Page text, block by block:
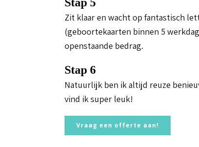
Zit klaar en wacht op fantastisch
(geboortekaarten binnen 5
openstaande bedrag.
Stap 6
Natuurlijk ben ik altijd reuze
vind ik super leuk!
Vraag een offerte aan!